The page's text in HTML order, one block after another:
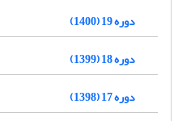
دوره 19 (1400)
دوره 18 (1399)
دوره 17 (1398)